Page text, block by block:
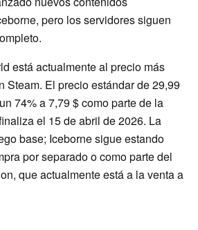
pero los servidores siguen
está actualmente al precio más
Steam. El precio estándar de 29,99
74% a 7,79 $ como parte de la
el 15 de abril de 2026. La
base; Iceborne sigue estando
por separado o como parte del
que actualmente está a la venta a